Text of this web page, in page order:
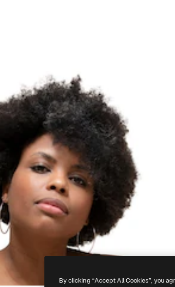
By clicking “Accept All Cookies”, you